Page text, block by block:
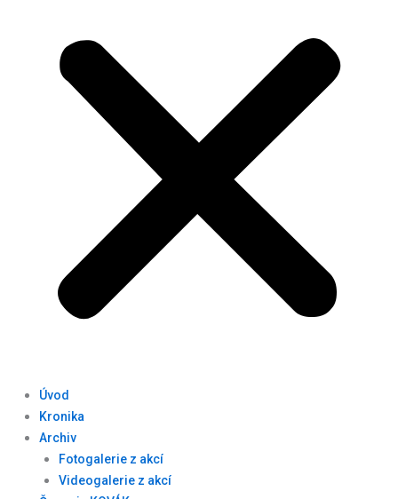
Úvod
Kronika
Archiv
Fotogalerie z akcí
Videogalerie z akcí